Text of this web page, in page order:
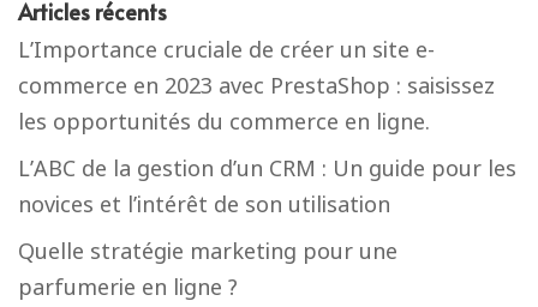
Articles récents
L’Importance cruciale de créer un site e-
commerce en 2023 avec PrestaShop : saisissez
les opportunités du commerce en ligne.
L’ABC de la gestion d’un CRM : Un guide pour les
novices et l’intérêt de son utilisation
Quelle stratégie marketing pour une
parfumerie en ligne ?